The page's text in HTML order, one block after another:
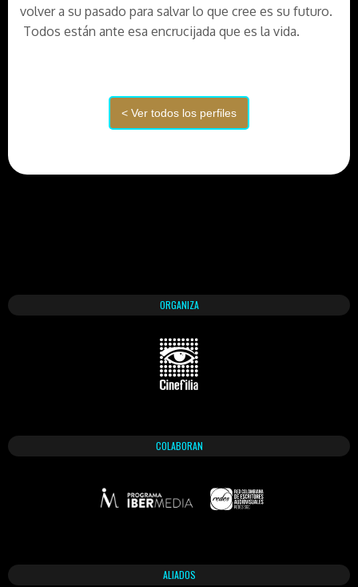
volver a su pasado para salvar lo que cree es su futuro.
Todos están ante esa encrucijada que es la vida.
ORGANIZA
COLABORAN
ALIADOS